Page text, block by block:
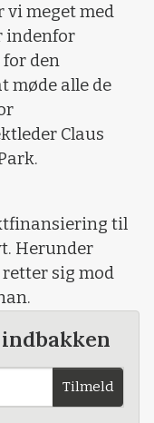
vi meget med
indenfor
den
møde alle de
Claus
til
Herunder
sig mod
Tilmeld